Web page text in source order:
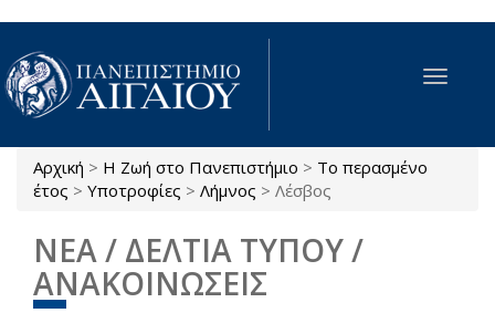
Παράκαμψη προς το κυρίως περιεχόμενο
Toggle
Είστε εδώ
Αρχική > Η Ζωή στο Πανεπιστήμιο > Το περασμένο
έτος > Υποτροφίες > Λήμνος > Λέσβος
ΝΕΑ / ΔΕΛΤΙΑ ΤΥΠΟΥ /
ΑΝΑΚΟΙΝΩΣΕΙΣ